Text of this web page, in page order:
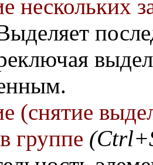
нескольких
(снятие
группе